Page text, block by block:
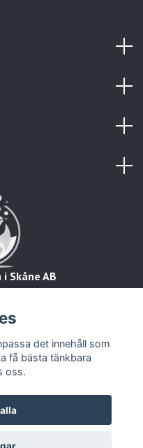
Skåne AB
8832det innehåll som
få bästa tänkbara
oss.